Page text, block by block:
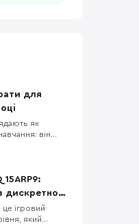
для
як
він
не логотип на
він усі
вистачить його
Для
дискретною
екраном 144
ігровий
який